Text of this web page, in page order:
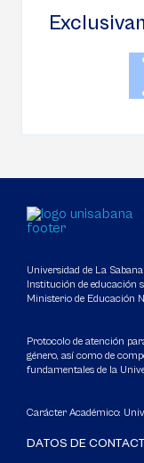
Universidad de La Sabana
Institución de educación
Ministerio de Educación
Protocolo de atención
género, así como de
fundamentales de la
Carácter Académico:
DATOS DE